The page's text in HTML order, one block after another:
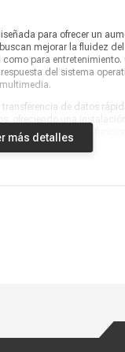
para ofrecer un
mejorar la fluidez
para
del sistema
de datos
aseguran un
durante largas jornadas
confiable, accesible y de
capacidad de 8GB
más detalles